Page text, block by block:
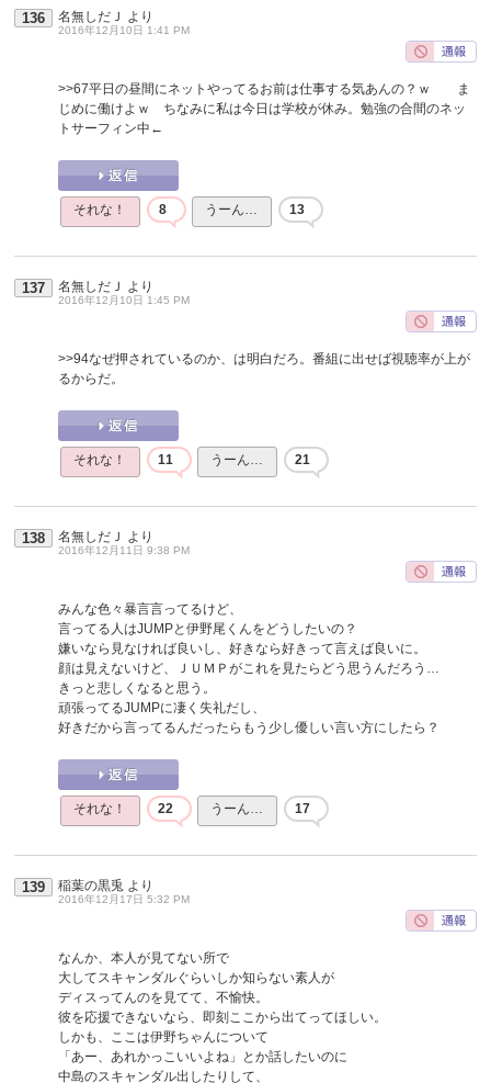
136 名無しだＪ より
2016年12月10日 1:41 PM
>>67平日の昼間にネットやってるお前は仕事する気あんの？ｗ ま
じめに働けよｗ ちなみに私は今日は学校が休み。勉強の合間のネッ
トサーフィン中←
それな！ 8 うーん… 13
137 名無しだＪ より
2016年12月10日 1:45 PM
>>94なぜ押されているのか、は明白だろ。番組に出せば視聴率が上が
るからだ。
それな！ 11 うーん… 21
138 名無しだＪ より
2016年12月11日 9:38 PM
みんな色々暴言言ってるけど、
言ってる人はJUMPと伊野尾くんをどうしたいの？
嫌いなら見なければ良いし、好きなら好きって言えば良いに。
顔は見えないけど、ＪＵＭＰがこれを見たらどう思うんだろう…
きっと悲しくなると思う。
頑張ってるJUMPに凄く失礼だし、
好きだから言ってるんだったらもう少し優しい言い方にしたら？
それな！ 22 うーん… 17
139 稲葉の黒兎 より
2016年12月17日 5:32 PM
なんか、本人が見てない所で
大してスキャンダルぐらいしか知らない素人が
ディスってんのを見てて、不愉快。
彼を応援できないなら、即刻ここから出てってほしい。
しかも、ここは伊野ちゃんについて
「あー、あれかっこいいよね」とか話したいのに
中島のスキャンダル出したりして、